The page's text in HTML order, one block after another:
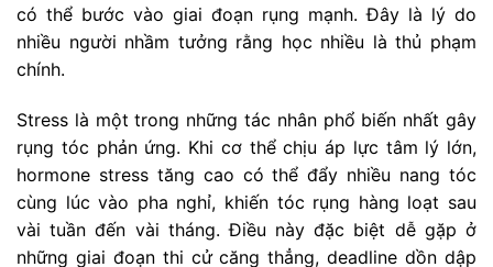
có thể bước vào giai đoạn rụng mạnh. Đây là lý do
nhiều người nhầm tưởng rằng học nhiều là thủ phạm
chính.
Stress là một trong những tác nhân phổ biến nhất gây
rụng tóc phản ứng. Khi cơ thể chịu áp lực tâm lý lớn,
hormone stress tăng cao có thể đẩy nhiều nang tóc
cùng lúc vào pha nghỉ, khiến tóc rụng hàng loạt sau
vài tuần đến vài tháng. Điều này đặc biệt dễ gặp ở
những giai đoạn thi cử căng thẳng, deadline dồn dập